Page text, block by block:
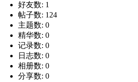
好友数: 1
帖子数: 124
主题数: 0
精华数: 0
记录数: 0
日志数: 0
相册数: 0
分享数: 0